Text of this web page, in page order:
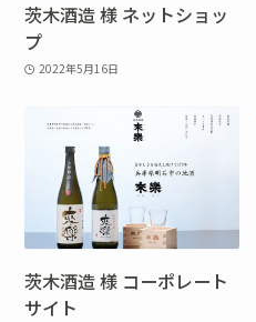
茨木酒造 様 ネットショッ
プ
2022年5月16日
茨木酒造 様 コーポレート
サイト